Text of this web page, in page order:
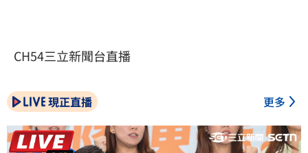
CH54三立新聞台直播
現正直播 更多